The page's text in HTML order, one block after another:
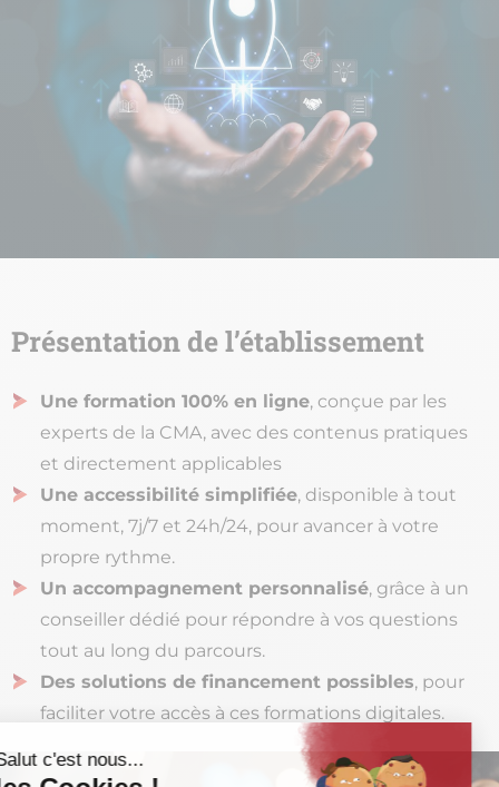
Présentation de l’établissement
Une formation 100% en ligne, conçue par les
experts de la CMA, avec des contenus pratiques
et directement applicables
Une accessibilité simplifiée, disponible à tout
moment, 7j/7 et 24h/24, pour avancer à votre
propre rythme.
Un accompagnement personnalisé, grâce à un
conseiller dédié pour répondre à vos questions
tout au long du parcours.
Des solutions de financement possibles, pour
faciliter votre accès à ces formations digitales.